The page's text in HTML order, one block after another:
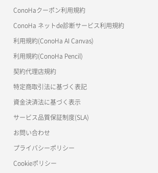
サーバーメタデータ更新（ネームタグ変更）
サーバー一覧取得
サーバー作成
サーバー再構築（OS再インストール）
サーバー利用状況グラフ（ディスクIO）
サーバー削除
ネットワーク削除（ローカルネットワーク用）
ネットワーク詳細取得
ポート一覧取得
ポート作成（ローカルネットワーク用）
ポート作成（追加IP用）
ポート削除
ポート詳細取得
リスナー作成
リスナー削除
リスナー更新
リスナー詳細取得
ロードバランサー一覧取得
ロードバランサー削除
ロードバランサー更新
ロードバランサー詳細取得
ラージオブジェクトアップロード(DLO)
一時的Web公開
Terraform
s3cmd
公開API(ConoHa VPS Ver.2.0)
ConoHaクーポン利用規約
ConoHa ネットde診断サービス利用規約
利用規約(ConoHa AI Canvas)
利用規約(ConoHa Pencil)
契約代理店規約
特定商取引法に基づく表記
資金決済法に基づく表示
サービス品質保証制度(SLA)
お問い合わせ
プライバシーポリシー
Cookieポリシー